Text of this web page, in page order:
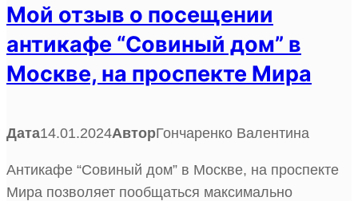
Мой отзыв о посещении
антикафе “Совиный дом” в
Москве, на проспекте Мира
Дата14.01.2024АвторГончаренко Валентина
Антикафе “Совиный дом” в Москве, на проспекте
Мира позволяет пообщаться максимально